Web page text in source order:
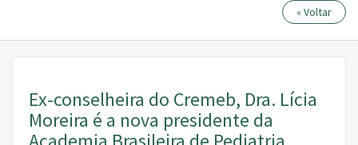
« Voltar
Ex-conselheira do Cremeb, Dra. Lícia
Moreira é a nova presidente da